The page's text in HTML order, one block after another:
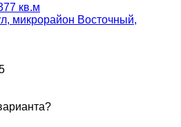
кв.м
микрорайон Восточный,